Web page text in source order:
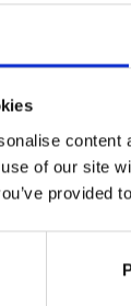
of our site
provided